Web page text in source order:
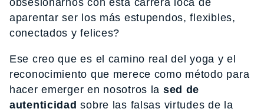
obsesionarnos con esta carrera loca de
aparentar ser los más estupendos, flexibles,
conectados y felices?
Ese creo que es el camino real del yoga y el
reconocimiento que merece como método para
hacer emerger en nosotros la sed de
autenticidad sobre las falsas virtudes de la